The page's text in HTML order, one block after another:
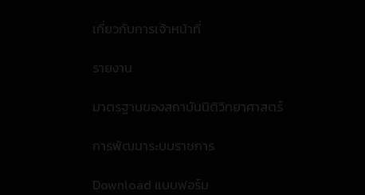
เกี่ยวกับการเจ้าหน้าที่
รายงาน
มาตรฐานของสถาบันนิติวิทยาศาสตร์
การพัฒนาระบบราชการ
Download แบบฟอร์ม